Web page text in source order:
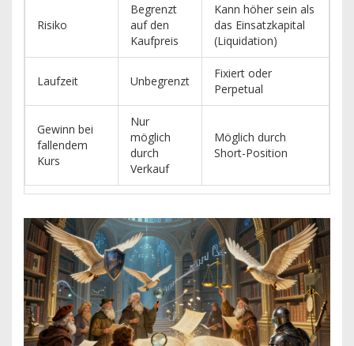
Risiko
Begrenzt
auf den
Kaufpreis
Kann höher sein als
das Einsatzkapital
(Liquidation)
Laufzeit Unbegrenzt
Fixiert oder
Perpetual
Gewinn bei
fallendem
Kurs
Nur
möglich
durch
Verkauf
Möglich durch
Short-Position